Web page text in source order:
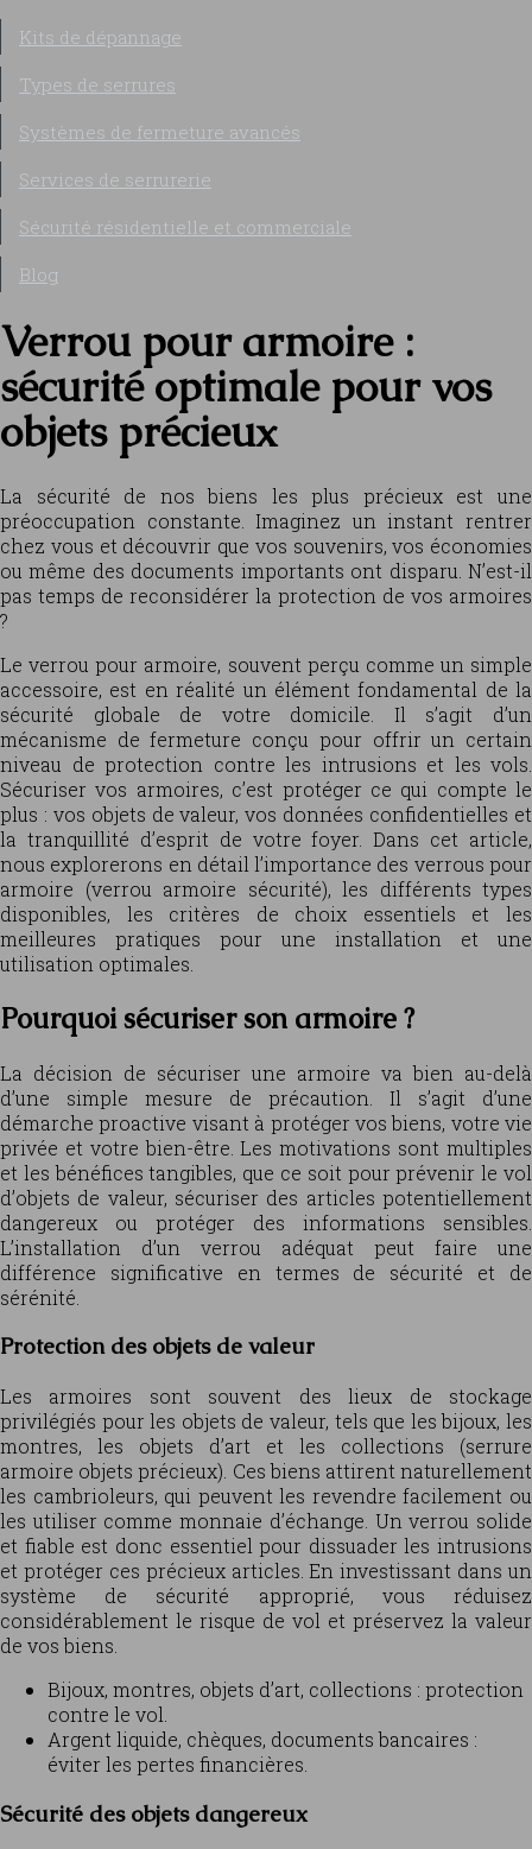
Kits de dépannage
Types de serrures
Systèmes de fermeture avancés
Services de serrurerie
Sécurité résidentielle et commerciale
Blog
Verrou pour armoire :
sécurité optimale pour vos
objets précieux
La sécurité de nos biens les plus précieux est une
préoccupation constante. Imaginez un instant rentrer
chez vous et découvrir que vos souvenirs, vos économies
ou même des documents importants ont disparu. N’est-il
pas temps de reconsidérer la protection de vos armoires
?
Le verrou pour armoire, souvent perçu comme un simple
accessoire, est en réalité un élément fondamental de la
sécurité globale de votre domicile. Il s’agit d’un
mécanisme de fermeture conçu pour offrir un certain
niveau de protection contre les intrusions et les vols.
Sécuriser vos armoires, c’est protéger ce qui compte le
plus : vos objets de valeur, vos données confidentielles et
la tranquillité d’esprit de votre foyer. Dans cet article,
nous explorerons en détail l’importance des verrous pour
armoire (verrou armoire sécurité), les différents types
disponibles, les critères de choix essentiels et les
meilleures pratiques pour une installation et une
utilisation optimales.
Pourquoi sécuriser son armoire ?
La décision de sécuriser une armoire va bien au-delà
d’une simple mesure de précaution. Il s’agit d’une
démarche proactive visant à protéger vos biens, votre vie
privée et votre bien-être. Les motivations sont multiples
et les bénéfices tangibles, que ce soit pour prévenir le vol
d’objets de valeur, sécuriser des articles potentiellement
dangereux ou protéger des informations sensibles.
L’installation d’un verrou adéquat peut faire une
différence significative en termes de sécurité et de
sérénité.
Protection des objets de valeur
Les armoires sont souvent des lieux de stockage
privilégiés pour les objets de valeur, tels que les bijoux, les
montres, les objets d’art et les collections (serrure
armoire objets précieux). Ces biens attirent naturellement
les cambrioleurs, qui peuvent les revendre facilement ou
les utiliser comme monnaie d’échange. Un verrou solide
et fiable est donc essentiel pour dissuader les intrusions
et protéger ces précieux articles. En investissant dans un
système de sécurité approprié, vous réduisez
considérablement le risque de vol et préservez la valeur
de vos biens.
Bijoux, montres, objets d’art, collections : protection
contre le vol.
Argent liquide, chèques, documents bancaires :
éviter les pertes financières.
Sécurité des objets dangereux